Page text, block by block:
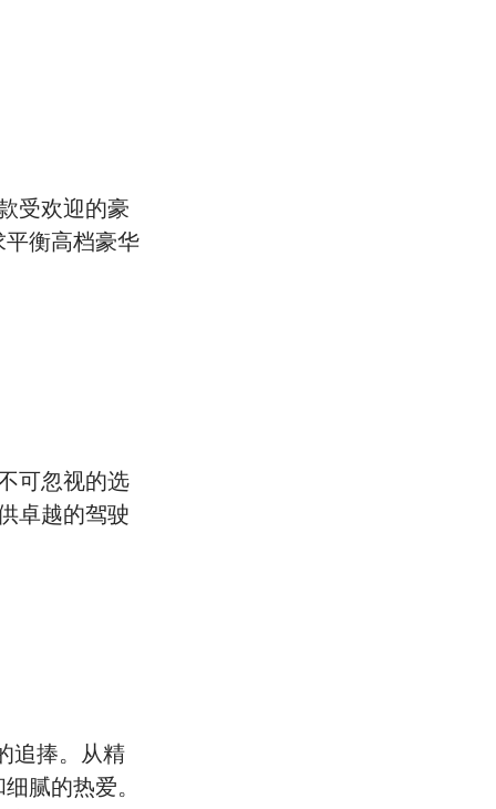
受欢迎的豪
衡高档豪华
可忽视的选
卓越的驾驶
追捧。从精
腻的热爱。